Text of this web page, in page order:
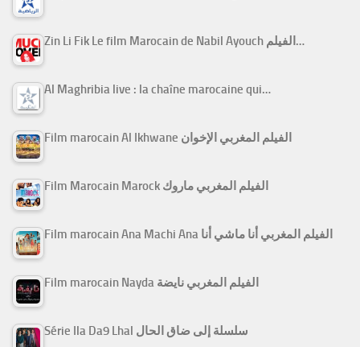
Zin Li Fik Le film Marocain de Nabil Ayouch الفيلم…
Al Maghribia live : la chaîne marocaine qui…
Film marocain Al Ikhwane الفيلم المغربي الإخوان
Film Marocain Marock الفيلم المغربي ماروك
Film marocain Ana Machi Ana الفيلم المغربي أنا ماشي أنا
Film marocain Nayda الفيلم المغربي نايضة
Série Ila Da9 Lhal سلسلة إلى ضاق الحال